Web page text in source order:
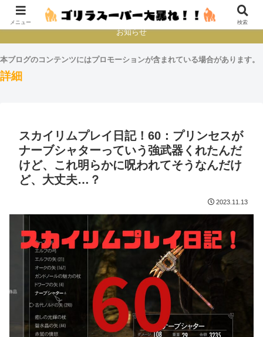
本とか映画とかゲームプレイとか
お知らせ
本ブログのコンテンツにはプロモーションが含まれている場合があります。
詳細
スカイリムプレイ日記！60：プリンセスが
ナーブシャターっていう強武器くれたんだ
けど、これ明らかに呪われてそうなんだけ
ど、大丈夫…？
2023.11.13
メニュー 検索